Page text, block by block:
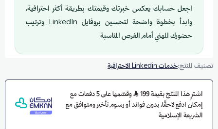
اجعل حسابك يعكس خبرتك وقيمتك بطريقة أكثر احترافية،
وابدأ بخطوة واضحة لتحسين بروفايل LinkedIn وترتيب
حضورك المهني أمام الفرص المناسبة
تصنيف المنتج:خدمات Linkedin الاحترافية
اشترِ هذا المنتج بقيمة 199
وقسّمها على 5 دفعات مع
إمكان ادفع لاحقًا، بدون فوائد أو رسوم تأخير ومتوافق مع
الشريعة الإسلامية